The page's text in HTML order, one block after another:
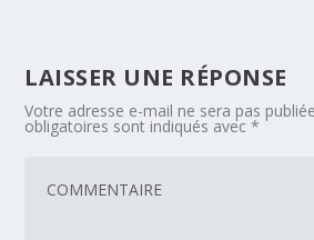
LAISSER UNE RÉPONSE
Votre adresse e-mail ne sera pas
obligatoires sont indiqués avec*